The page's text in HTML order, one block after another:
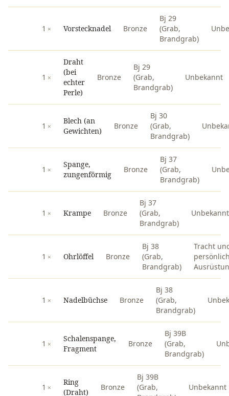
1 Vorstecknadel Bronze
Bj 29
(Grab,
Brandgrab)
1
Draht
(bei
echter
Perle)
Bronze
Bj 29
(Grab,
Brandgrab)
Unbekannt
1
Blech (an
Gewichten)
Bronze
Bj 30
(Grab,
Brandgrab)
1
Spange,
zungenförmig
Bronze
Bj 37
(Grab,
Brandgrab)
1 Krampe Bronze
Bj 37
(Grab,
Brandgrab)
Unbekannt
1 Ohrlöffel Bronze
Bj 38
(Grab,
Brandgrab)
Tracht
1 Nadelbüchse Bronze
Bj 38
(Grab,
Brandgrab)
1
Schalenspange,
Fragment
Bronze
Bj 39B
(Grab,
Brandgrab)
1
Ring
(Draht)
Bronze
Bj 39B
(Grab,
Unbekannt